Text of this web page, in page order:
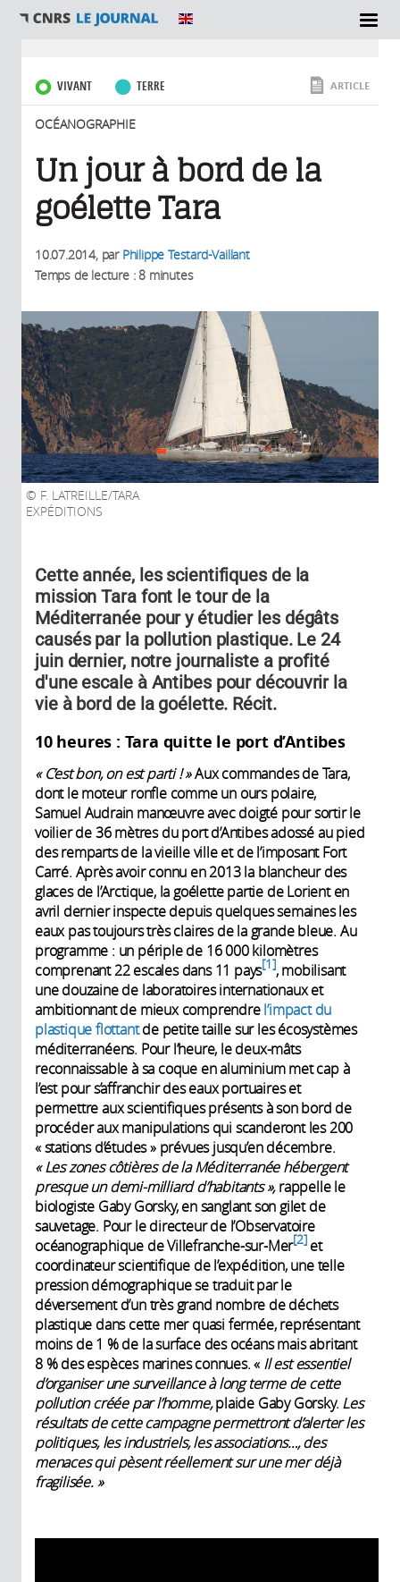
SECTIONS
VIVANT TERRE
OCÉANOGRAPHIE
ARTICLE
Un jour à bord de la
goélette Tara
10.07.2014, par Philippe Testard-Vaillant
Temps de lecture : 8 minutes
F. LATREILLE/TARA
EXPÉDITIONS
Cette année, les scientifiques de la
mission Tara font le tour de la
Méditerranée pour y étudier les dégâts
causés par la pollution plastique. Le 24
juin dernier, notre journaliste a profité
d'une escale à Antibes pour découvrir la
vie à bord de la goélette. Récit.
10 heures : Tara quitte le port d’Antibes
« C’est bon, on est parti ! »Aux commandes de Tara,
dont le moteur ronfle comme un ours polaire,
Samuel Audrain manœuvre avec doigté pour sortir le
voilier de 36 mètres du port d’Antibes adossé au pied
des remparts de la vieille ville et de l’imposant Fort
Carré. Après avoir connu en 2013 la blancheur des
glaces de l’Arctique, la goélette partie de Lorient en
avril dernier inspecte depuis quelques semaines les
eaux pas toujours très claires de la grande bleue. Au
programme : un périple de 16 000 kilomètres
comprenant 22 escales dans 11 pays 1 , mobilisant
une douzaine de laboratoires internationaux et
ambitionnant de mieux comprendrel’impact du
plastique flottantde petite taille sur les écosystèmes
méditerranéens. Pour l’heure, le deux-mâts
reconnaissable à sa coque en aluminium met cap à
l’est pour s’affranchir des eaux portuaires et
permettre aux scientifiques présents à son bord de
procéder aux manipulations qui scanderont les 200
« stations d’études » prévues jusqu’en décembre.
« Les zones côtières de la Méditerranée hébergent
presque un demi-milliard d’habitants »,rappelle le
biologiste Gaby Gorsky, en sanglant son gilet de
sauvetage. Pour le directeur de l’Observatoire
océanographique de Villefranche-sur-Mer 2 et
coordinateur scientifique de l’expédition, une telle
pression démographique se traduit par le
déversement d’un très grand nombre de déchets
plastique dans cette mer quasi fermée, représentant
moins de 1 % de la surface des océans mais abritant
8 % des espèces marines connues. « Il est essentiel
d’organiser une surveillance à long terme de cette
pollution créée par l’homme,plaide Gaby Gorsky. Les
résultats de cette campagne permettront d’alerter les
politiques, les industriels, les associations…, des
menaces qui pèsent réellement sur une mer déjà
fragilisée. »